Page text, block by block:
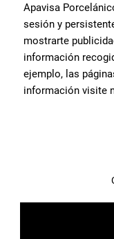
Apavisa
sesión y
mostrarte
información
ejemplo, las
información visite